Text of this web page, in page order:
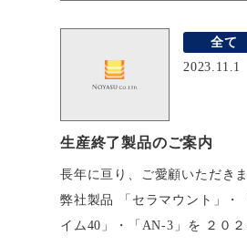
全て
2023.11.1
生産終了製品のご案内
長年に亘り、ご愛顧いただき
弊社製品 「セラマウント」・
イム40」・「AN-3」を ２０２